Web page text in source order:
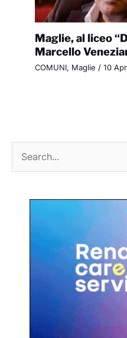
Maglie, al liceo
Marcello
COMUNI, Maglie / 10